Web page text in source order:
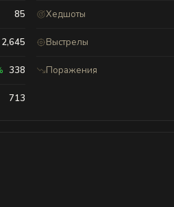
85 Хедшоты
2,645 Выстрелы
338 Поражения
713